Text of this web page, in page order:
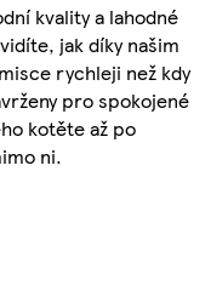
kvality a lahodné
jak díky našim
rychleji než kdy
pro spokojené
kotěte až po
ni.